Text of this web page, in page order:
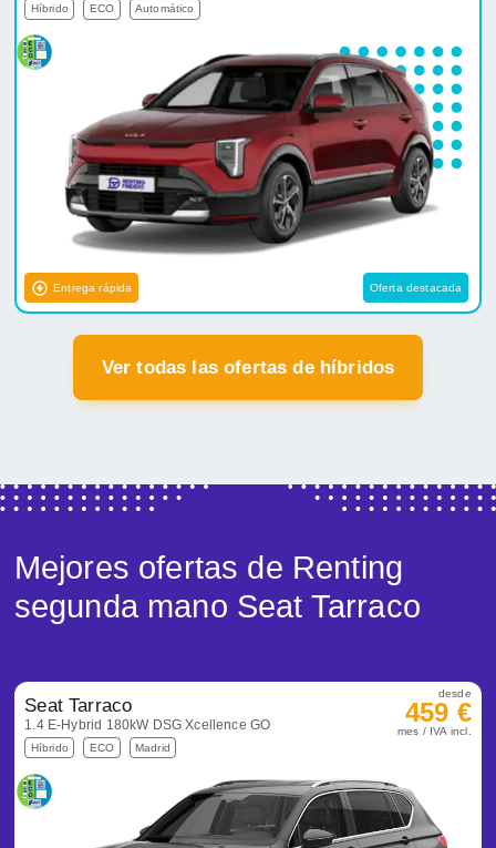
Híbrido ECO Automático
Entrega rápida Oferta destacada
Ver todas las ofertas de híbridos
Mejores ofertas de Renting
segunda mano Seat Tarraco
Seat Tarraco
1.4 E-Hybrid 180kW DSG Xcellence GO
Híbrido ECO Madrid
desde
459 €
mes / IVA incl.